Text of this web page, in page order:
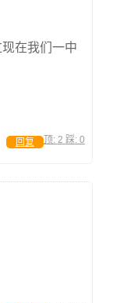
在我们一中
顶: 2 踩: 0
回复